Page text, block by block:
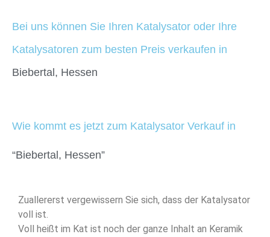
Bei uns können Sie Ihren Katalysator oder Ihre
Katalysatoren zum besten Preis verkaufen in
Biebertal, Hessen
Wie kommt es jetzt zum Katalysator Verkauf in
“Biebertal, Hessen”
Zuallererst vergewissern Sie sich, dass der Katalysator
voll ist.
Voll heißt im Kat ist noch der ganze Inhalt an Keramik